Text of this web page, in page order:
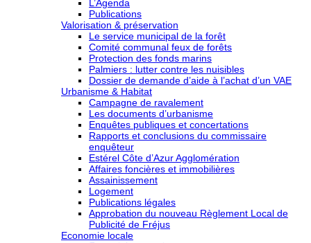
L’Agenda
Publications
Valorisation & préservation
Le service municipal de la forêt
Comité communal feux de forêts
Protection des fonds marins
Palmiers : lutter contre les nuisibles
Dossier de demande d’aide à l’achat d’un VAE
Urbanisme & Habitat
Campagne de ravalement
Les documents d’urbanisme
Enquêtes publiques et concertations
Rapports et conclusions du commissaire
enquêteur
Estérel Côte d’Azur Agglomération
Affaires foncières et immobilières
Assainissement
Logement
Publications légales
Approbation du nouveau Règlement Local de
Publicité de Fréjus
Economie locale